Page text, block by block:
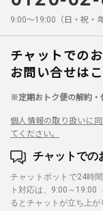
9:00～19:00（日・祝・
チャットでの
お問い合せは
※定期おトク便の解約・
個人情報の取り扱いに
てください。
チャットでの
チャットボットで24時
ト対応は、9:00～19:00
るとチャットが立ち上が